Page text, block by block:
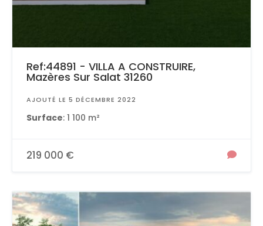
Ref:44891 - VILLA A CONSTRUIRE,
Mazères Sur Salat 31260
AJOUTÉ LE 5 DÉCEMBRE 2022
Surface: 1 100 m²
219 000 €